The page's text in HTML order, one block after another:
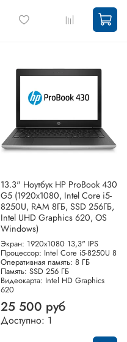
13.3" Ноутбук HP ProBook 430
G5 (1920x1080, Intel Core i5-
8250U, RAM 8ГБ, SSD 256ГБ,
Intel UHD Graphics 620, OS
Windows)
Экран: 1920x1080 13,3" IPS
Процессор: Intel Core i5-8250U 8
Оперативная память: 8 ГБ
Память: SSD 256 ГБ
Видеокарта: Intel HD Graphics
620
25 500 руб
Доступно: 1